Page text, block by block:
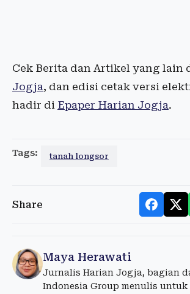
Cek Berita dan Artikel yang lain
Jogja, dan edisi cetak versi
hadir di Epaper Harian Jogja.
Tags: tanah longsor
Share
Maya Herawati
Jurnalis Harian Jogja, bagian
Indonesia Group menulis untuk